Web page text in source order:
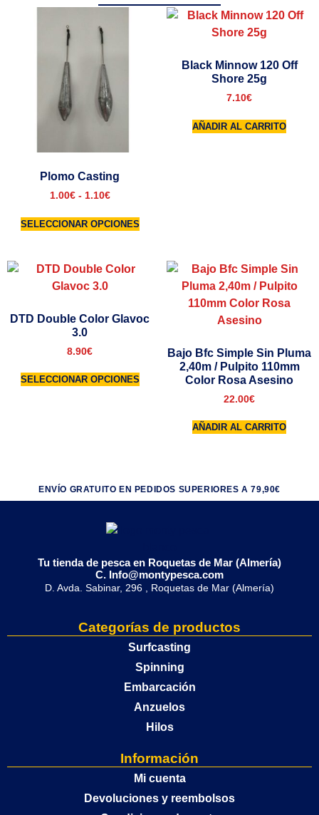
Plomo Casting
1.00€ - 1.10€
SELECCIONAR OPCIONES
Black Minnow 120 Off
Shore 25g
7.10€
AÑADIR AL CARRITO
DTD Double Color Glavoc
3.0
8.90€
SELECCIONAR OPCIONES
Bajo Bfc Simple Sin Pluma
2,40m / Pulpito 110mm
Color Rosa Asesino
22.00€
AÑADIR AL CARRITO
ENVÍO GRATUITO EN PEDIDOS SUPERIORES A 79,90€
Tu tienda de pesca en Roquetas de Mar (Almería)
C. Info@montypesca.com
D. Avda. Sabinar, 296 , Roquetas de Mar (Almería)
Categorías de productos
Surfcasting
Spinning
Embarcación
Anzuelos
Hilos
Información
Mi cuenta
Devoluciones y reembolsos